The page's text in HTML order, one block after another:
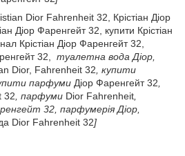
Dior Fahrenheit 32, Крістіан Діор
Діор Фаренгейт 32, купити Крістіан
Крістіан Діор Фаренгейт 32,
32, туалетна вода Діор,
Dior, Fahrenheit 32, купити
парфуми Діор Фаренгейт 32,
32, парфуми Dior Fahrenheit,
32, парфумерія Діор,
Dior Fahrenheit 32]